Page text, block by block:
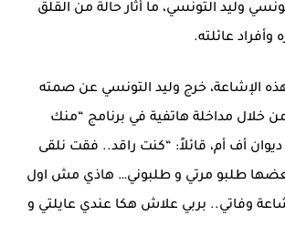
وليد التونسي، ما أثار حالة من القلق
عائلته.
الإشاعة، خرج وليد التونسي عن صمته
خلال مداخلة هاتفية في برنامج “منك
أف أم، قائلاً: “كنت راقد.. فقت نلقى
بعضها طلبو مرتي و طلبوني… هاذي مش اول
وفاتي.. بربي علاش هكا عندي عايلتي و